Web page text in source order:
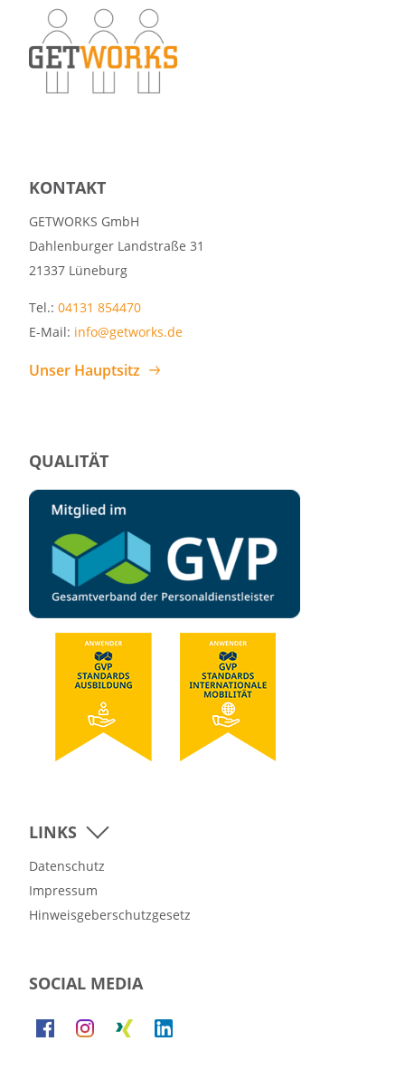
KONTAKT
GETWORKS GmbH
Dahlenburger Landstraße 31
21337 Lüneburg
Tel.: 04131 854470
E-Mail: info@getworks.de
Unser Hauptsitz
QUALITÄT
LINKS
Datenschutz
Impressum
Hinweisgeberschutzgesetz
SOCIAL MEDIA